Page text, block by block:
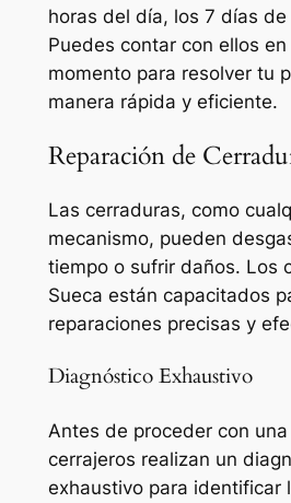
horas del día, los 7 días de
Puedes contar con ellos
momento para resolver tu
manera rápida y eficiente.
Reparación de
Las cerraduras, como
mecanismo, pueden
tiempo o sufrir daños. Los
Sueca están capacitados
reparaciones precisas y
Diagnóstico Exhaustivo
Antes de proceder con
cerrajeros realizan un
exhaustivo para identificar